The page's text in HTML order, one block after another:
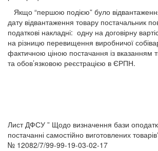
Якщо “першою подією” було
дату відвантаження товару постачальник
податкові накладні: одну на договірну
на різницю перевищення виробничої
фактичною ціною постачання із вказанням
та обов’язковою реєстрацією в ЄРПН.
Лист ДФСУ ” Щодо визначення бази
постачанні самостійно виготовлених
№ 12082/7/99-99-19-03-02-17